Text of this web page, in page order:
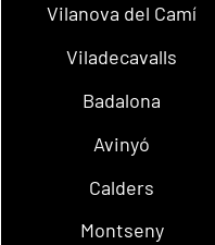
Vilanova del Camí
Viladecavalls
Badalona
Avinyó
Calders
Montseny